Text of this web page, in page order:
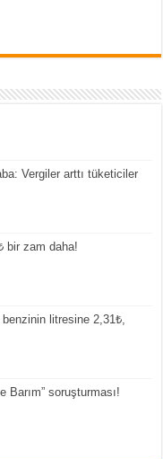
Vergiler arttı tüketiciler
bir zam daha!
benzinin litresine 2,31₺,
Barım” soruşturması!